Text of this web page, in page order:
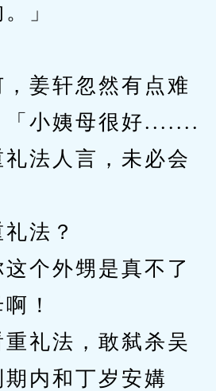
」
姜轩忽然有点难
「小姨母很好.......
法人言，未必会
法？
外甥是真不了
！
礼法，敢弑杀吴
内和丁岁安媾